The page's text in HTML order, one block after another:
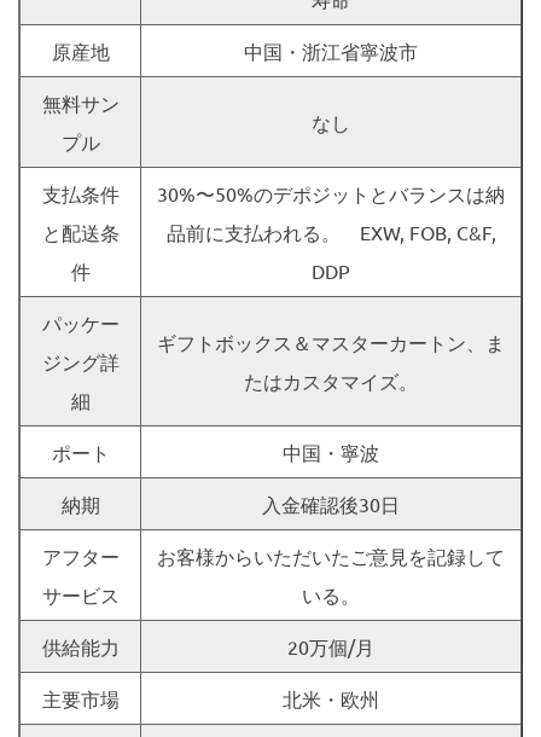
原産地 中国・浙江省寧波市
無料サン
プル
なし
支払条件
と配送条
件
30%〜50%のデポジットとバランスは納
品前に支払われる。 EXW, FOB, C&F,
DDP
パッケー
ジング詳
細
ギフトボックス＆マスターカートン、ま
たはカスタマイズ。
ポート 中国・寧波
納期 入金確認後30日
アフター
サービス
お客様からいただいたご意見を記録して
いる。
供給能力 20万個/月
主要市場 北米・欧州